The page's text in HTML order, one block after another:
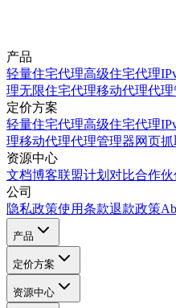
产品
轻量住宅代理高级住宅代理
理无限住宅代理移动代理代理
定价方案
轻量住宅代理高级住宅代理
理移动代理代理管理器网页抓
资源中心
文档博客联盟计划 对比合作伙
公司
隐私政策使用条款退款政策
产品
定价方案
资源中心